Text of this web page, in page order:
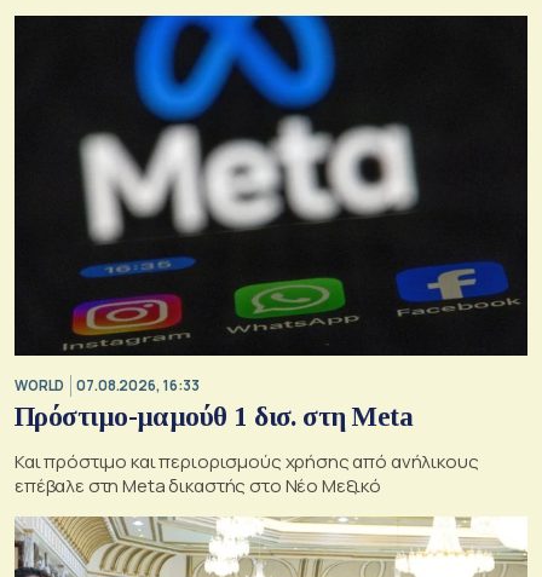
WORLD 07.08.2026, 16:33
Πρόστιμο-μαμούθ 1 δισ. στη Meta
Και πρόστιμο και περιορισμούς χρήσης από ανήλικους
επέβαλε στη Meta δικαστής στο Νέο Μεξικό